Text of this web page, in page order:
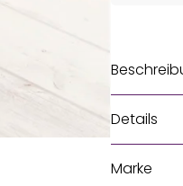
Details
Marke